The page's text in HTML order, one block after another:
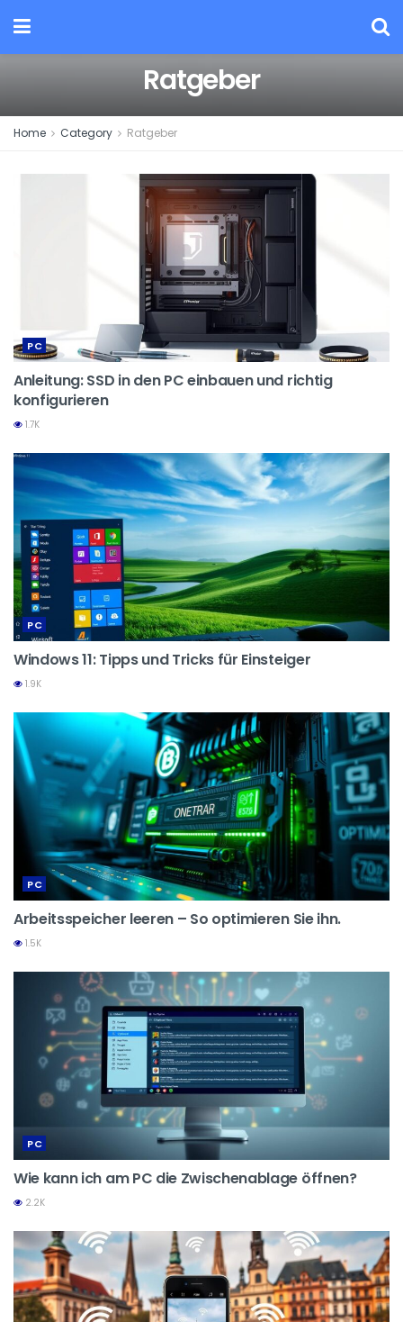
Ratgeber
Home Category Ratgeber
PC
Anleitung: SSD in den PC einbauen und richtig
konfigurieren
1.7K
PC
Windows 11: Tipps und Tricks für Einsteiger
1.9K
PC
Arbeitsspeicher leeren – So optimieren Sie ihn.
1.5K
PC
Wie kann ich am PC die Zwischenablage öffnen?
2.2K